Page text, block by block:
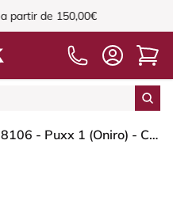
a partir de 150,00€
HÅG Capisco 8106 - Puxx 1 (Oniro) - Cuero sintético de poliuretano - PU215816 - Black - Blush Rose - 265 mm (seat height 53-79cm) - Soft castors for hard floors